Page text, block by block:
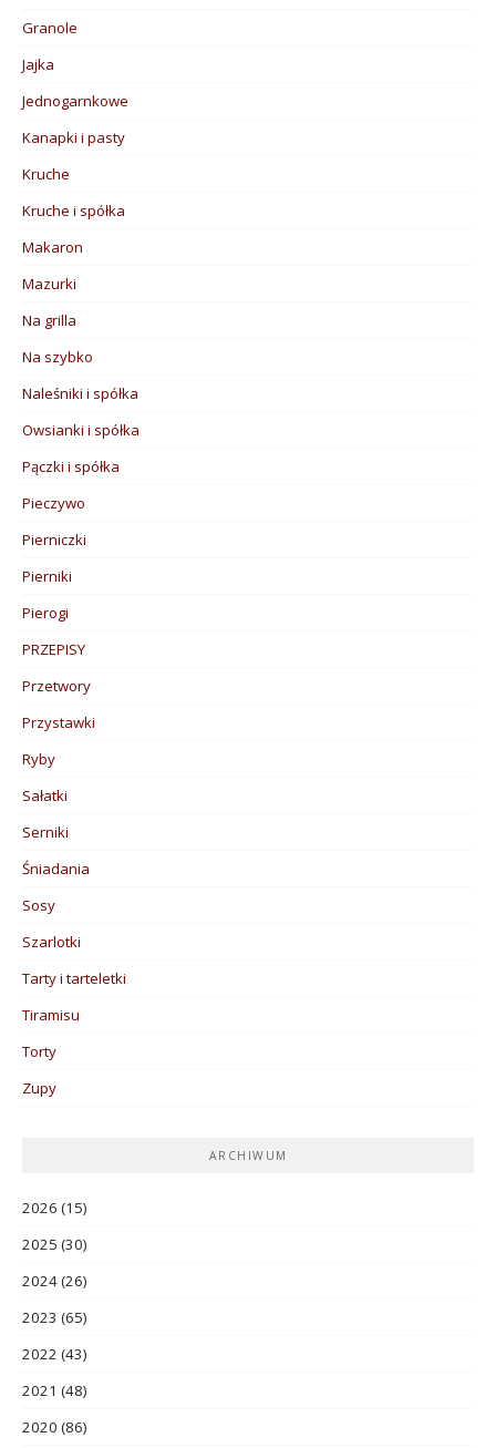
Granole
Jajka
Jednogarnkowe
Kanapki i pasty
Kruche
Kruche i spółka
Makaron
Mazurki
Na grilla
Na szybko
Naleśniki i spółka
Owsianki i spółka
Pączki i spółka
Pieczywo
Pierniczki
Pierniki
Pierogi
PRZEPISY
Przetwory
Przystawki
Ryby
Sałatki
Serniki
Śniadania
Sosy
Szarlotki
Tarty i tarteletki
Tiramisu
Torty
Zupy
ARCHIWUM
2026 (15)
2025 (30)
2024(26)
2023 (65)
2022 (43)
2021 (48)
2020 (86)